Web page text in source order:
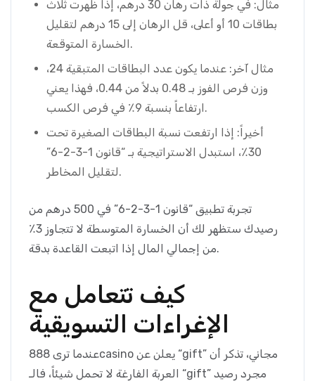
مثال: في جولة ذات رهان 30 درهم، إذا ظهرت ثلاث
بطاقات 10 أو أعلى، قل الرهان إلى 15 درهم لتقليل
الخسارة المتوقعة.
مثال آخر: عندما يكون عدد البطاقات المتبقية 24،
وزن فرص الفوز بـ 0.48 بدلاً من 0.44، فهذا يعني
ارتفاعاً بنسبة 9٪ في فرص الكسب.
أخيراً: إذا ارتفعت نسبة البطاقات الصغيرة تحت
30٪، استبدل الاستراتيجية بـ “قانون 1-3-2-6”
لتقليل المخاطر.
تجربة تطبيق “قانون 1-3-2-6” في 500 درهم من
رصيدك ستظهر لك أن الخسارة المتوسطة لا تتجاوز 3٪
من إجمالي المال إذا اتبعت القاعدة بدقة.
كيف تتعامل مع
الإغراءات التسويقية
عندما ترى 888casino يعلن عن “gift” مجاني، تذكر أن
العربة الفارغة لا تحمل شيئاً، فالـ “gift” مجرد رصيد